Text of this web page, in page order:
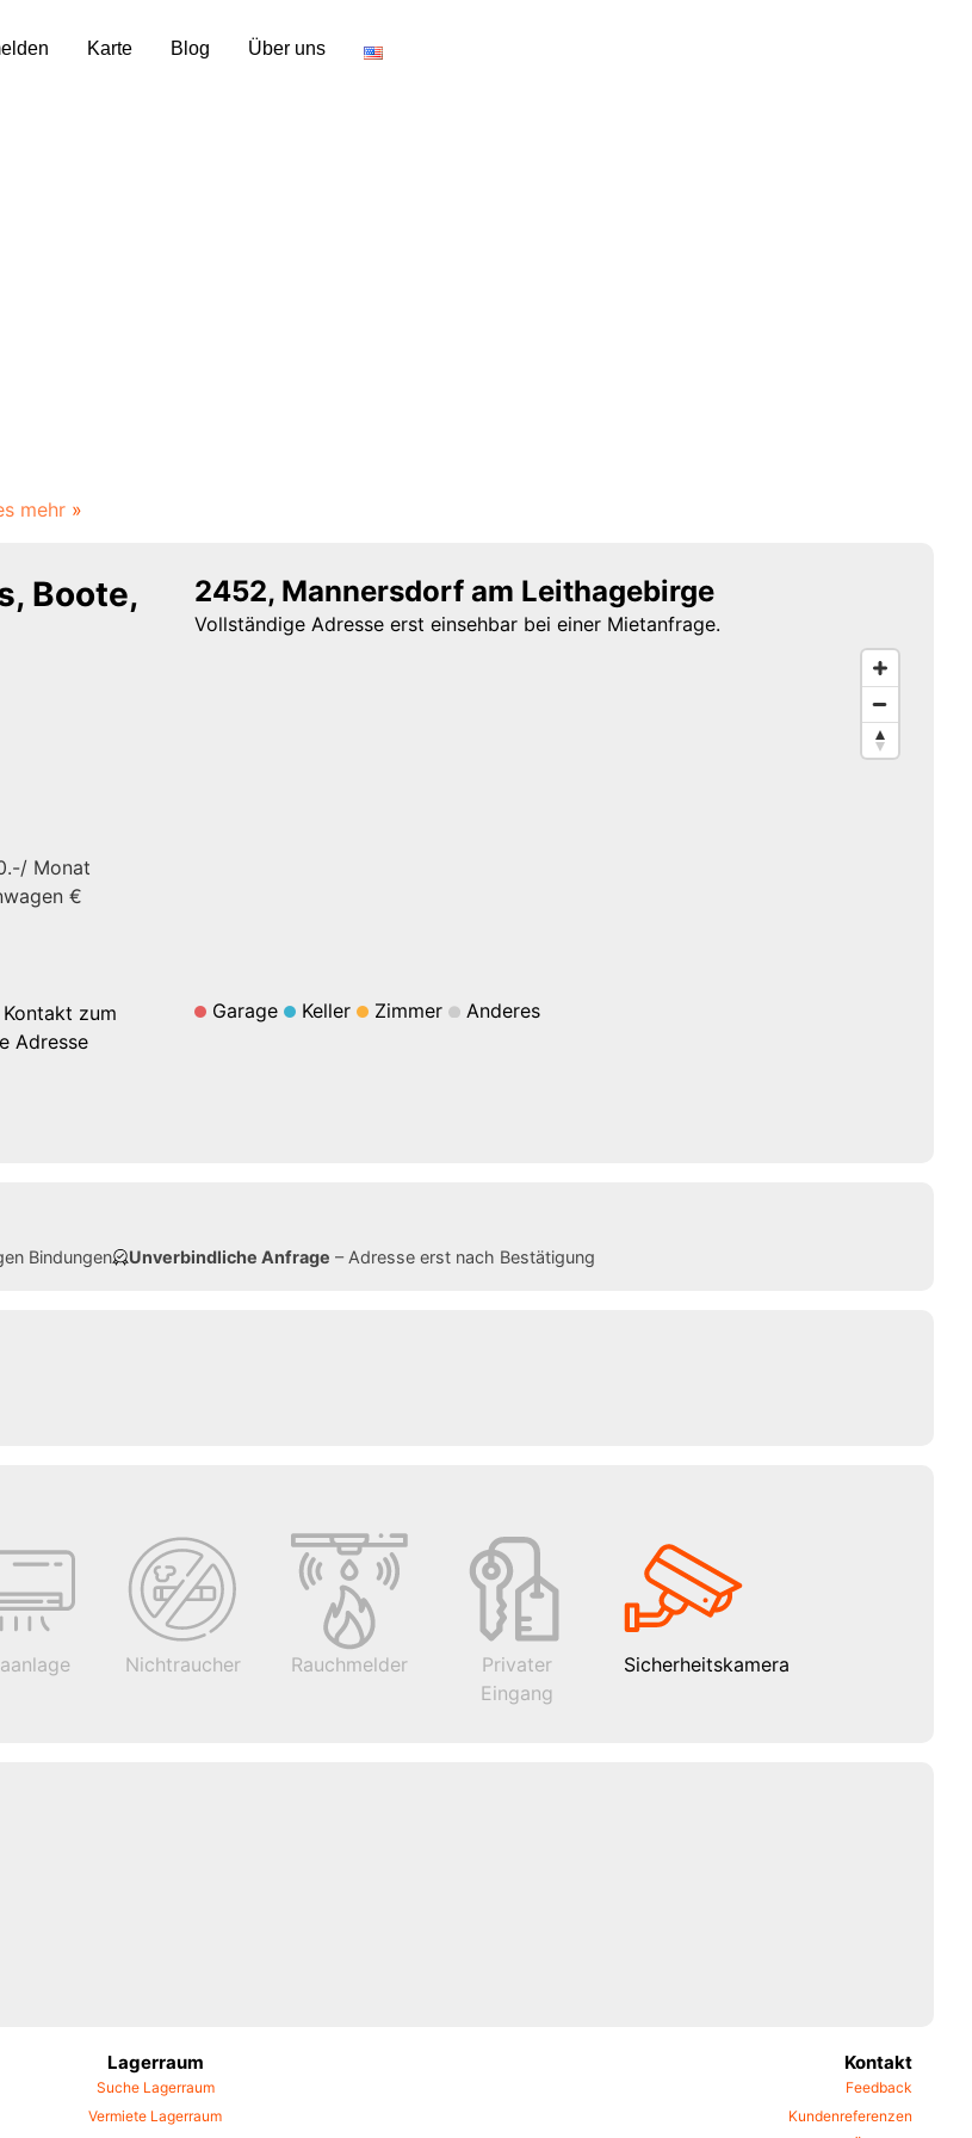
Karte Blog Über uns
mehr »
Boote,
Monat
€
zum
Adresse
2452, Mannersdorf am Leithagebirge
Vollständige Adresse erst einsehbar bei einer Mietanfrage.
Garage Keller Zimmer Anderes
Bindungen Unverbindliche Anfrage – Adresse erst nach Bestätigung
Nichtraucher Rauchmelder
Privater
Eingang
Sicherheitskamera
Kontakt
Feedback
Kundenreferenzen
Lagerraum
Suche Lagerraum
Vermiete Lagerraum